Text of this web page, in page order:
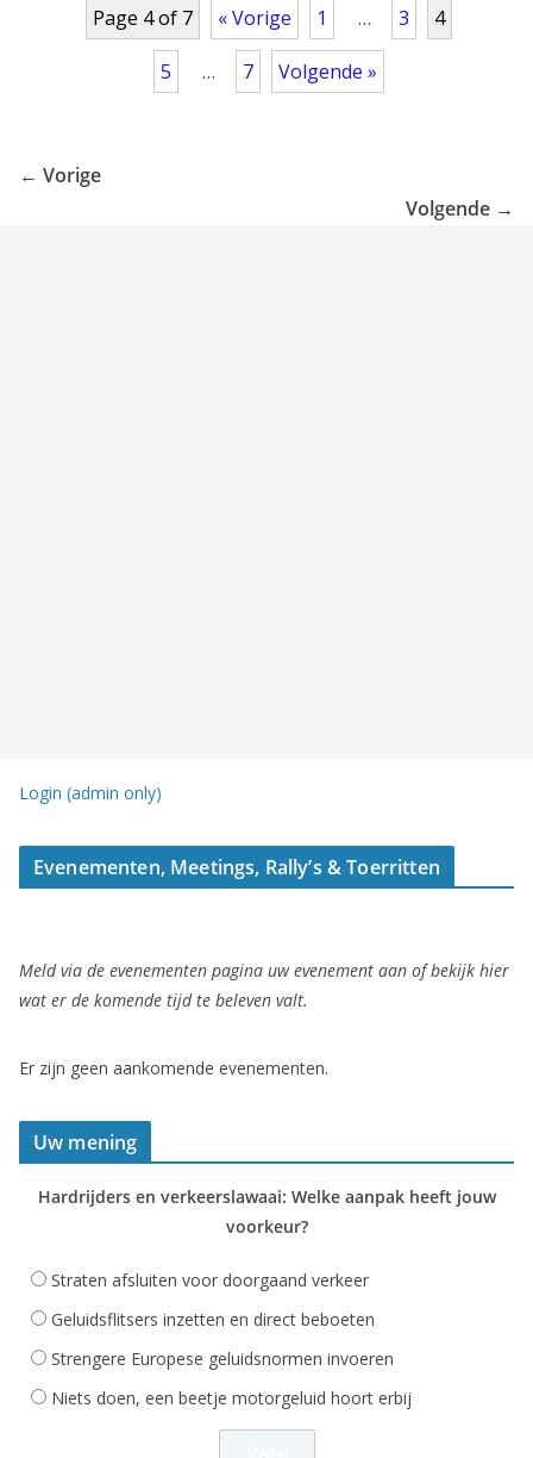
Page 4 of 7 « Vorige 1 … 3 4
5 … 7 Volgende »
← Vorige
Volgende →
Login (admin only)
Evenementen, Meetings, Rally’s & Toerritten
Meld via de evenementen pagina uw evenement aan of bekijk hier
wat er de komende tijd te beleven valt.
Er zijn geen aankomende evenementen.
Uw mening
Hardrijders en verkeerslawaai: Welke aanpak heeft jouw
voorkeur?
Straten afsluiten voor doorgaand verkeer
Geluidsflitsers inzetten en direct beboeten
Strengere Europese geluidsnormen invoeren
Niets doen, een beetje motorgeluid hoort erbij